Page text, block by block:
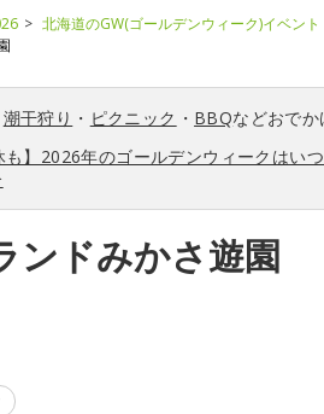
北海道のGW(ゴールデンウィーク)イベン
潮干狩り ・ ピクニック ・ BBQなどおで
も】2026年のゴールデンウィークはい
ンドみかさ遊園